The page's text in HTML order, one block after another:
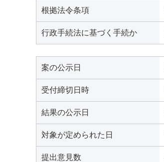
根拠法令条項
行政手続法に基づく手続か
案の公示日
受付締切日時
結果の公示日
対象が定められた日
提出意見数